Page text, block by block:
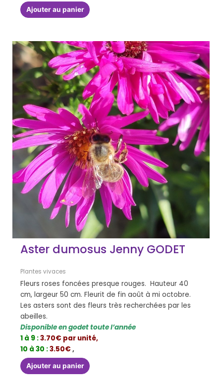
Ajouter au panier
Aster dumosus Jenny GODET
Plantes vivaces
Fleurs roses foncées presque rouges. Hauteur 40
cm, largeur 50 cm. Fleurit de fin août à mi octobre.
Les asters sont des fleurs très recherchées par les
abeilles.
Disponible en godet toute l’année
1 à 9 :3.70€ par unité,
10 à 30 :3.50€,
Ajouter au panier